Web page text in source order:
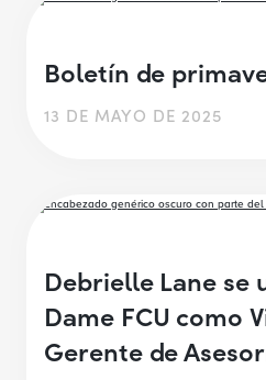
Boletín de
13 DE MAYO DE 2025
Debrielle Lane se
Dame FCU como
Gerente de